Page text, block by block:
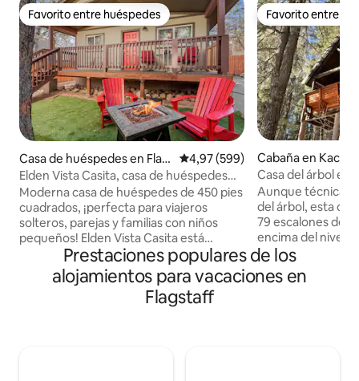
Favorito entre huéspedes
Favorito entre huéspedes
Casa de huéspedes en Flag
staff
Calificación promedio: 4,97 de
4,97 (599)
Elden Vista Casita, casa de huéspedes
«minicasa» con aire acondicionado
Moderna casa de huéspedes de 450 pies
cuadrados, ¡perfecta para viajeros
solteros, parejas y familias con niños
pequeños! Elden Vista Casita está
convenientemente ubicada en una
ubicación céntrica en la base del monte
Elden, ubicada en el patio trasero de los
anfitriones, a 16 pies de la casa principal.
Favorito entre
Favorito entre
Cabaña en
Casa del árbol en
Aunque
del árbol, esta
79 escalones de
encima del nivel
de pinos ponderosa. Una vez
esta acogedora
sentirás como si
Prestaciones populares de los
alojamientos para vacaciones en
Flagstaff